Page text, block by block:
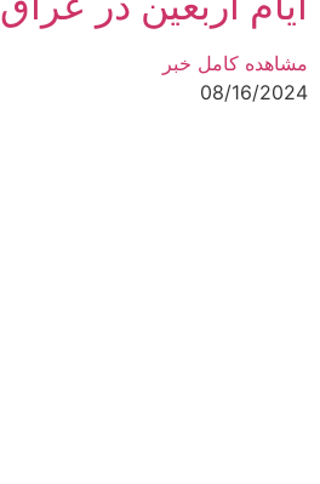
مشاهده کامل خبر
08/16/2024